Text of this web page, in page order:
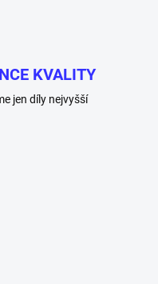
KVALITY
jen díly nejvyšší